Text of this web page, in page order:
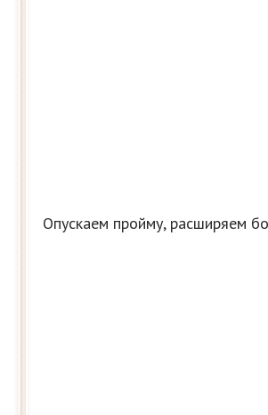
Опускаем пройму, расширяем